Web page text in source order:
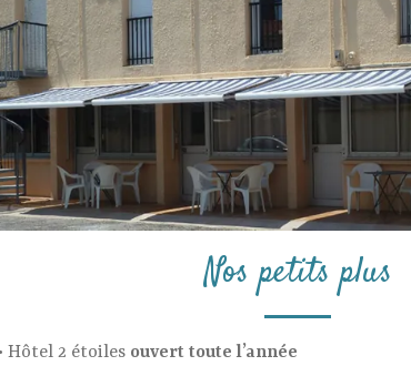
Nos petits plus
• Hôtel 2 étoiles ouvert toute l’année